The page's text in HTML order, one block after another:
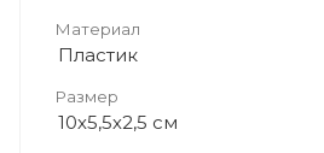
Материал
Пластик
Размер
10х5,5х2,5 см